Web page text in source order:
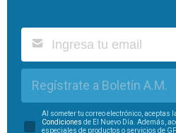
Regístrate a Boletín A.M.
Al someter tu correo electrónico, aceptas
Condiciones de El Nuevo Día. Además,
especiales de productos o servicios de